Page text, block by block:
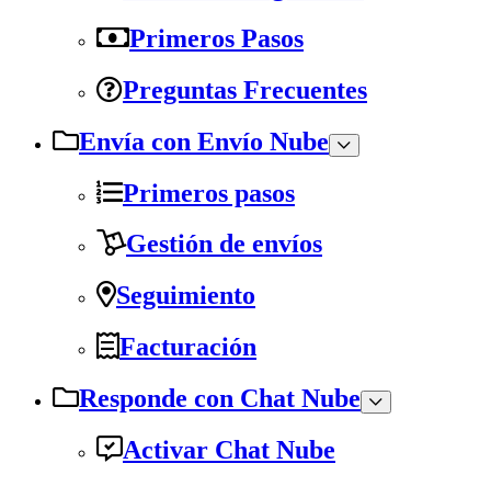
Primeros Pasos
Preguntas Frecuentes
Envía con Envío Nube
Primeros pasos
Gestión de envíos
Seguimiento
Facturación
Responde con Chat Nube
Activar Chat Nube